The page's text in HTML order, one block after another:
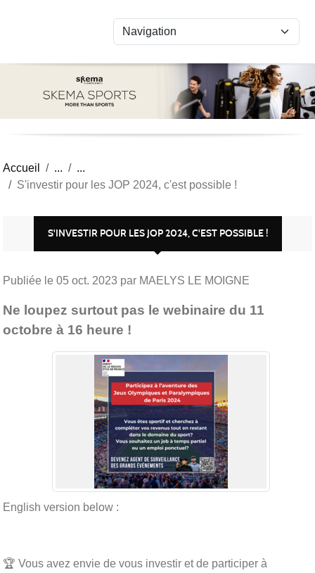
Accueil
S'investir pour les JOP 2024, c'est possible !
S'INVESTIR POUR LES JOP 2024, C'EST POSSIBLE !
Publiée le 05 oct. 2023 par MAELYS LE MOIGNE
Ne loupez surtout pas le webinaire du 11
octobre à 16 heure !
English version below :
🏆 Vous avez envie de vous investir et de participer à